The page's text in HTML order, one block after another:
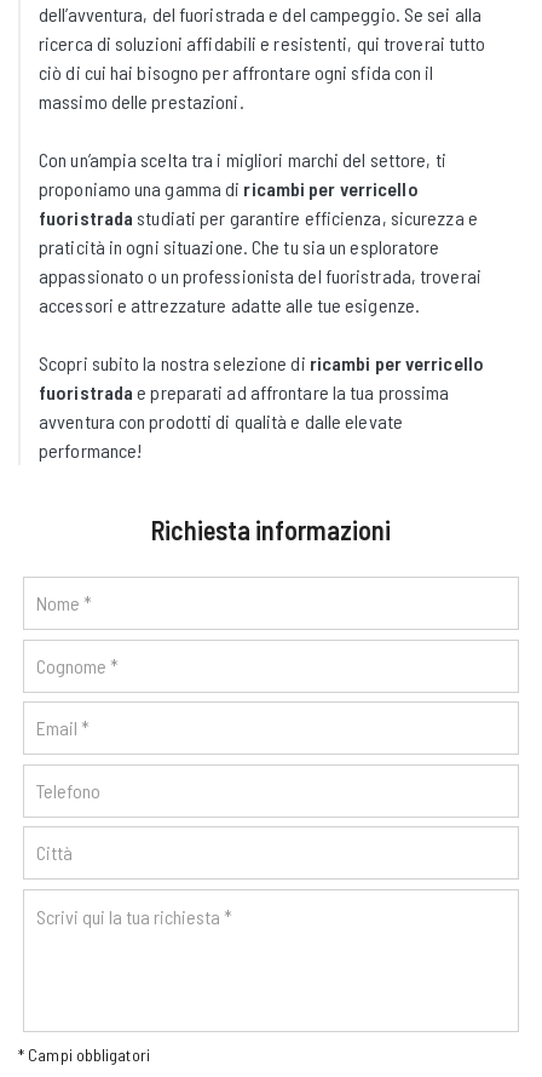
dell’avventura, del fuoristrada e del campeggio. Se sei alla
ricerca di soluzioni affidabili e resistenti, qui troverai tutto
ciò di cui hai bisogno per affrontare ogni sfida con il
massimo delle prestazioni.
Con un’ampia scelta tra i migliori marchi del settore, ti
proponiamo una gamma di ricambi per verricello
fuoristrada studiati per garantire efficienza, sicurezza e
praticità in ogni situazione. Che tu sia un esploratore
appassionato o un professionista del fuoristrada, troverai
accessori e attrezzature adatte alle tue esigenze.
Scopri subito la nostra selezione di ricambi per verricello
fuoristrada e preparati ad affrontare la tua prossima
avventura con prodotti di qualità e dalle elevate
performance!
Richiesta informazioni
* Campi obbligatori